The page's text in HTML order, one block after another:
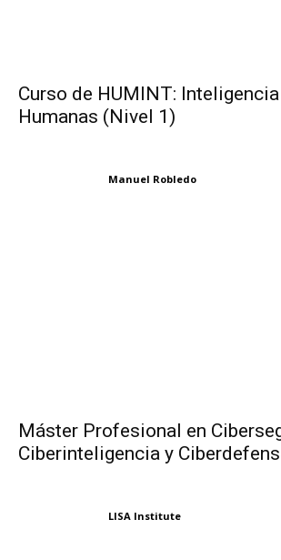
Curso de HUMINT:
Humanas (Nivel 1)
Manuel Robledo
Máster Profesional en
Ciberinteligencia y
LISA Institute